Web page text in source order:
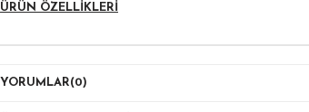
ÜRÜN ÖZELLIKLERI
YORUMLAR(0)